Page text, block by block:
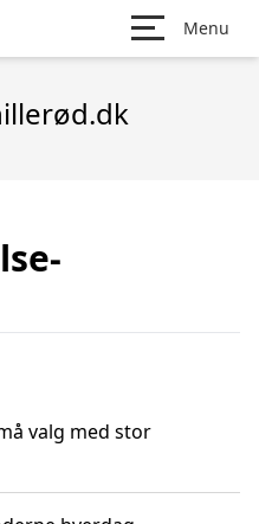
Menu
valg med stor